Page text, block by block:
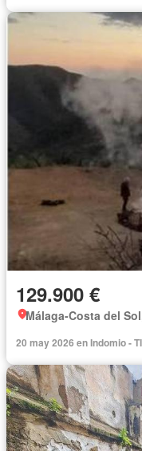
129.900 €
Málaga-Costa del
20 may 2026 en Indomio -